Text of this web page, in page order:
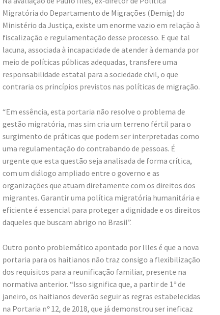
Migratória do Departamento de Migrações (Demig) do
Ministério da Justiça, existe um enorme vazio em relação à
fiscalização e regulamentação desse processo. E que tal
lacuna, associada à incapacidade de atender à demanda por
meio de políticas públicas adequadas, transfere uma
responsabilidade estatal para a sociedade civil, o que
contraria os princípios previstos nas políticas de migração.
“Em essência, esta portaria não resolve o problema de
gestão migratória, mas sim cria um terreno fértil para o
surgimento de práticas que podem ser interpretadas como
uma regulamentação do contrabando de pessoas. É
urgente que esta questão seja analisada de forma crítica,
com um diálogo ampliado entre o governo e as
organizações que atuam diretamente com os direitos dos
migrantes. Garantir uma política migratória humanitária e
eficiente é essencial para proteger a dignidade e os direitos
daqueles que buscam abrigo no Brasil”.
Outro ponto problemático apontado por Illes é que a nova
portaria para os haitianos não traz consigo a flexibilização
dos requisitos para a reunificação familiar, presente na
normativa anterior. “Isso significa que, a partir de 1º de
janeiro, os haitianos deverão seguir as regras estabelecidas
na Portaria nº 12, de 2018, que já demonstrou ser ineficaz